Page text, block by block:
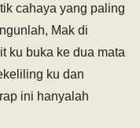
cahaya yang paling
Mak di
ku buka ke dua mata
ku dan
ini hanyalah